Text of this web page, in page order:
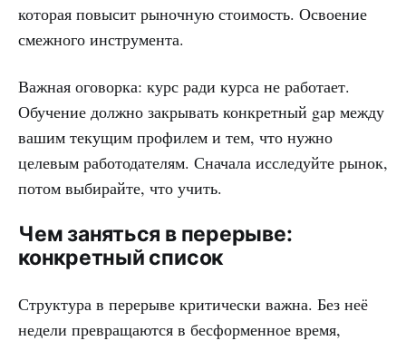
которая повысит рыночную стоимость. Освоение
смежного инструмента.
Важная оговорка: курс ради курса не работает.
Обучение должно закрывать конкретный gap между
вашим текущим профилем и тем, что нужно
целевым работодателям. Сначала исследуйте рынок,
потом выбирайте, что учить.
Чем заняться в перерыве:
конкретный список
Структура в перерыве критически важна. Без неё
недели превращаются в бесформенное время,